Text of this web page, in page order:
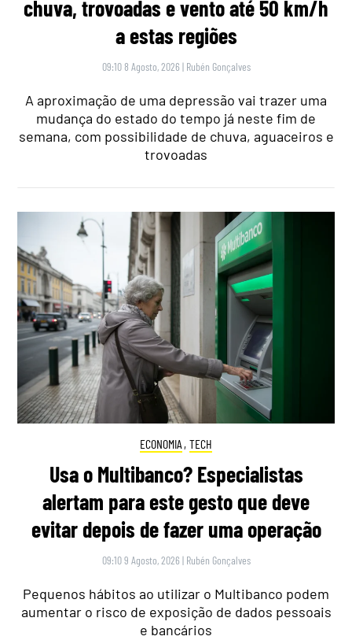
chuva, trovoadas e vento até 50 km/h
a estas regiões
09:10 8 Agosto, 2026 | Rubén Gonçalves
A aproximação de uma depressão vai trazer uma
mudança do estado do tempo já neste fim de
semana, com possibilidade de chuva, aguaceiros e
trovoadas
ECONOMIA , TECH
Usa o Multibanco? Especialistas
alertam para este gesto que deve
evitar depois de fazer uma operação
09:10 9 Agosto, 2026 | Rubén Gonçalves
Pequenos hábitos ao utilizar o Multibanco podem
aumentar o risco de exposição de dados pessoais
e bancários